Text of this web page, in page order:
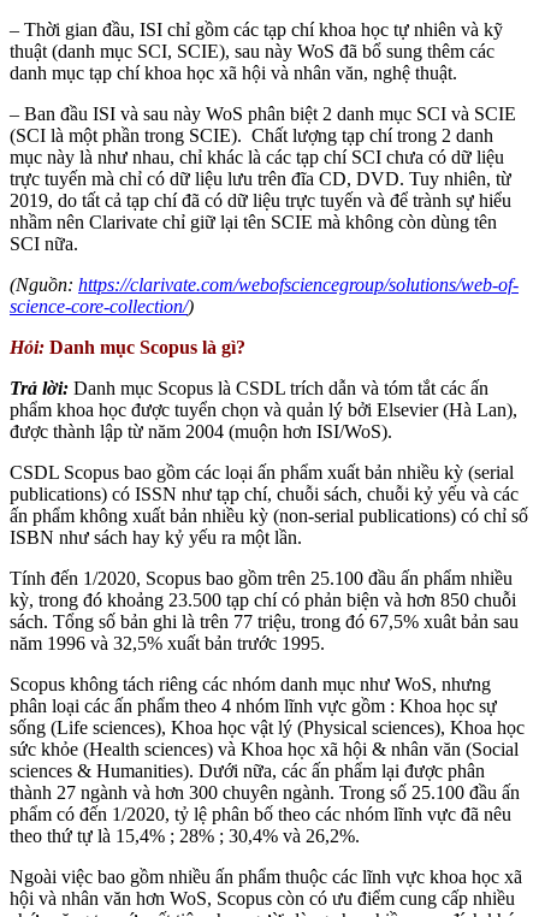
– Thời gian đầu, ISI chỉ gồm các tạp chí khoa học tự nhiên và kỹ
thuật (danh mục SCI, SCIE), sau này WoS đã bổ sung thêm các
danh mục tạp chí khoa học xã hội và nhân văn, nghệ thuật.
– Ban đầu ISI và sau này WoS phân biệt 2 danh mục SCI và SCIE
(SCI là một phần trong SCIE). Chất lượng tạp chí trong 2 danh
mục này là như nhau, chỉ khác là các tạp chí SCI chưa có dữ liệu
trực tuyến mà chỉ có dữ liệu lưu trên đĩa CD, DVD. Tuy nhiên, từ
2019, do tất cả tạp chí đã có dữ liệu trực tuyến và để trành sự hiểu
nhầm nên Clarivate chỉ giữ lại tên SCIE mà không còn dùng tên
SCI nữa.
(Nguồn: https://clarivate.com/webofsciencegroup/solutions/web-of-
science-core-collection/)
Hỏi: Danh mục Scopus là gì?
Trả lời: Danh mục Scopus là CSDL trích dẫn và tóm tắt các ấn
phẩm khoa học được tuyển chọn và quản lý bởi Elsevier (Hà Lan),
được thành lập từ năm 2004 (muộn hơn ISI/WoS).
CSDL Scopus bao gồm các loại ấn phẩm xuất bản nhiều kỳ (serial
publications) có ISSN như tạp chí, chuỗi sách, chuỗi kỷ yếu và các
ấn phẩm không xuất bản nhiều kỳ (non-serial publications) có chỉ số
ISBN như sách hay kỷ yếu ra một lần.
Tính đến 1/2020, Scopus bao gồm trên 25.100 đầu ấn phẩm nhiều
kỳ, trong đó khoảng 23.500 tạp chí có phản biện và hơn 850 chuỗi
sách. Tổng số bản ghi là trên 77 triệu, trong đó 67,5% xuât bản sau
năm 1996 và 32,5% xuất bản trước 1995.
Scopus không tách riêng các nhóm danh mục như WoS, nhưng
phân loại các ấn phẩm theo 4 nhóm lĩnh vực gồm : Khoa học sự
sống (Life sciences), Khoa học vật lý (Physical sciences), Khoa học
sức khỏe (Health sciences) và Khoa học xã hội & nhân văn (Social
sciences & Humanities). Dưới nữa, các ấn phẩm lại được phân
thành 27 ngành và hơn 300 chuyên ngành. Trong số 25.100 đầu ấn
phẩm có đến 1/2020, tỷ lệ phân bố theo các nhóm lĩnh vực đã nêu
theo thứ tự là 15,4% ; 28% ; 30,4% và 26,2%.
Ngoài việc bao gồm nhiều ấn phẩm thuộc các lĩnh vực khoa học xã
hội và nhân văn hơn WoS, Scopus còn có ưu điểm cung cấp nhiều